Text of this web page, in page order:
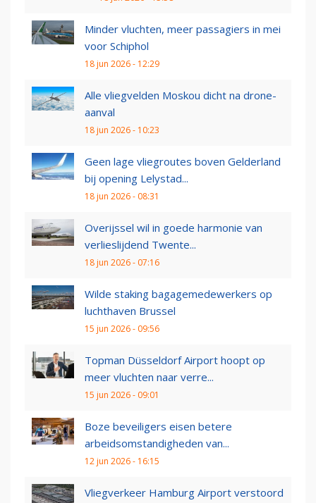
Minder vluchten, meer passagiers in mei
voor Schiphol
18 jun 2026 - 12:29
Alle vliegvelden Moskou dicht na drone-
aanval
18 jun 2026 - 10:23
Geen lage vliegroutes boven Gelderland
bij opening Lelystad...
18 jun 2026 - 08:31
Overijssel wil in goede harmonie van
verlieslijdend Twente...
18 jun 2026 - 07:16
Wilde staking bagagemedewerkers op
luchthaven Brussel
15 jun 2026 - 09:56
Topman Düsseldorf Airport hoopt op
meer vluchten naar verre...
15 jun 2026 - 09:01
Boze beveiligers eisen betere
arbeidsomstandigheden van...
12 jun 2026 - 16:15
Vliegverkeer Hamburg Airport verstoord